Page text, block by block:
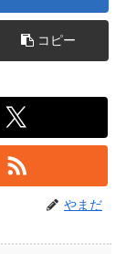
コピー
やまだ